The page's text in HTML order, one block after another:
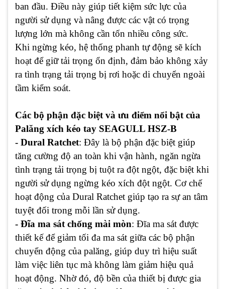
ban đầu. Điều này giúp tiết kiệm sức lực của
người sử dụng và nâng được các vật có trọng
lượng lớn mà không cần tốn nhiều công sức.
Khi ngừng kéo, hệ thống phanh tự động sẽ kích
hoạt để giữ tải trọng ổn định, đảm bảo không xảy
ra tình trạng tải trọng bị rơi hoặc di chuyển ngoài
tầm kiểm soát.
Các bộ phận đặc biệt và ưu điểm nổi bật của
Palăng xích kéo tay SEAGULL HSZ-B
- Dural Ratchet: Đây là bộ phận đặc biệt giúp
tăng cường độ an toàn khi vận hành, ngăn ngừa
tình trạng tải trọng bị tuột ra đột ngột, đặc biệt khi
người sử dụng ngừng kéo xích đột ngột. Cơ chế
hoạt động của Dural Ratchet giúp tạo ra sự an tâm
tuyệt đối trong mỗi lần sử dụng.
- Đĩa ma sát chống mài mòn: Đĩa ma sát được
thiết kế để giảm tối đa ma sát giữa các bộ phận
chuyển động của palăng, giúp duy trì hiệu suất
làm việc liên tục mà không làm giảm hiệu quả
hoạt động. Nhờ đó, độ bền của thiết bị được gia